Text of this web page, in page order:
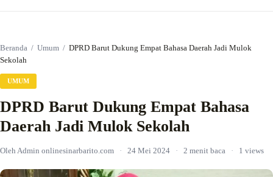
Beranda / Umum / DPRD Barut Dukung Empat Bahasa Daerah Jadi Mulok
Sekolah
UMUM
DPRD Barut Dukung Empat Bahasa
Daerah Jadi Mulok Sekolah
Oleh Admin onlinesinarbarito.com · 24 Mei 2024 · 2 menit baca · 1 views